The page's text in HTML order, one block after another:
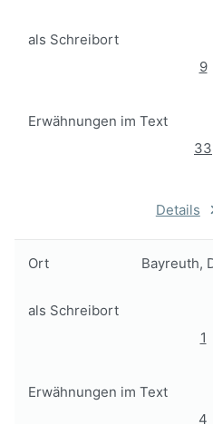
als Schreibort
9
Erwähnungen im Text
33
Details
Ort Bayreuth,
als Schreibort
1
Erwähnungen im Text
4